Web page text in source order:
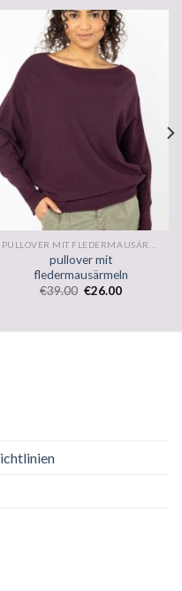
PULLOVER MIT FLEDERMAUSÄRMELN
pullover mit
fledermausärmeln
€39.00 €26.00